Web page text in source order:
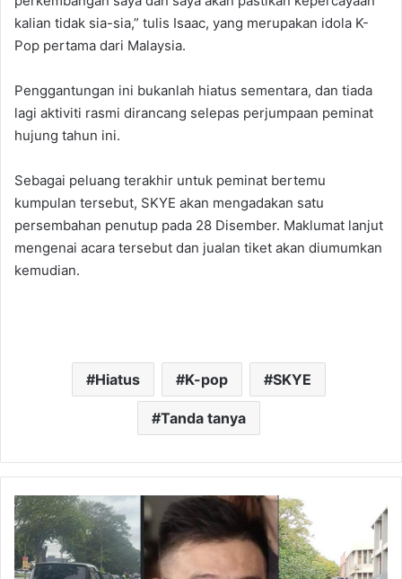
kalian tidak sia-sia,” tulis Isaac, yang merupakan idola K-
Pop pertama dari Malaysia.
Penggantungan ini bukanlah hiatus sementara, dan tiada
lagi aktiviti rasmi dirancang selepas perjumpaan peminat
hujung tahun ini.
Sebagai peluang terakhir untuk peminat bertemu
kumpulan tersebut, SKYE akan mengadakan satu
persembahan penutup pada 28 Disember. Maklumat lanjut
mengenai acara tersebut dan jualan tiket akan diumumkan
kemudian.
Hiatus K-pop SKYE
Tanda tanya
Lelaki
Hilang
2
Hari